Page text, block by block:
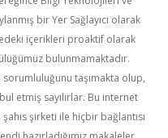
bir Yer Sağlayıcı olarak
içerikleri proaktif olarak
bulunmamaktadır.
taşımakta olup,
etmiş sayılırlar. Bu internet
şirketi ile hiçbir bağlantısı